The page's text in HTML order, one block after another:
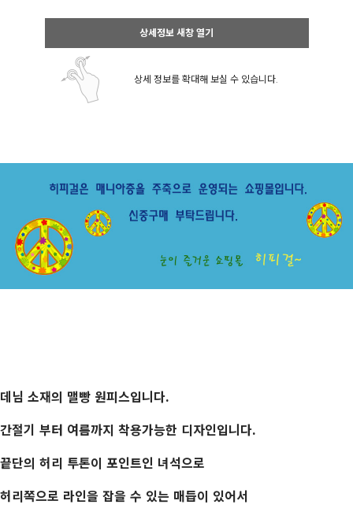
상세정보 새창 열기
상세 정보를 확대해 보실 수 있습니다.
데님 소재의 맬빵 원피스입니다.
간절기 부터 여름까지 착용가능한 디자인입니다.
끝단의 허리 투톤이 포인트인 녀석으로
허리쪽으로 라인을 잡을 수 있는 매듭이 있어서